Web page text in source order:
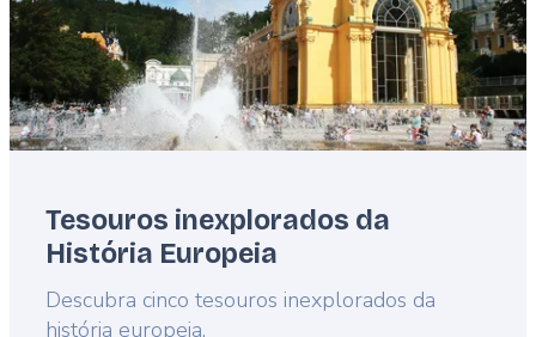
Tesouros inexplorados da
História Europeia
Lead
Descubra cinco tesouros inexplorados da
história europeia.